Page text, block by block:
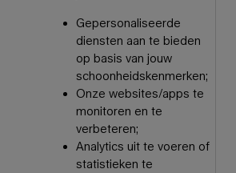
Gepersonaliseerde
diensten aan te bieden
op basis van jouw
schoonheidskenmerken;
Onze websites/apps te
monitoren en te
verbeteren;
Analytics uit te voeren of
statistieken te